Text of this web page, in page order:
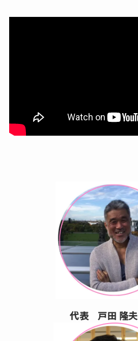
代表 戸田 隆夫